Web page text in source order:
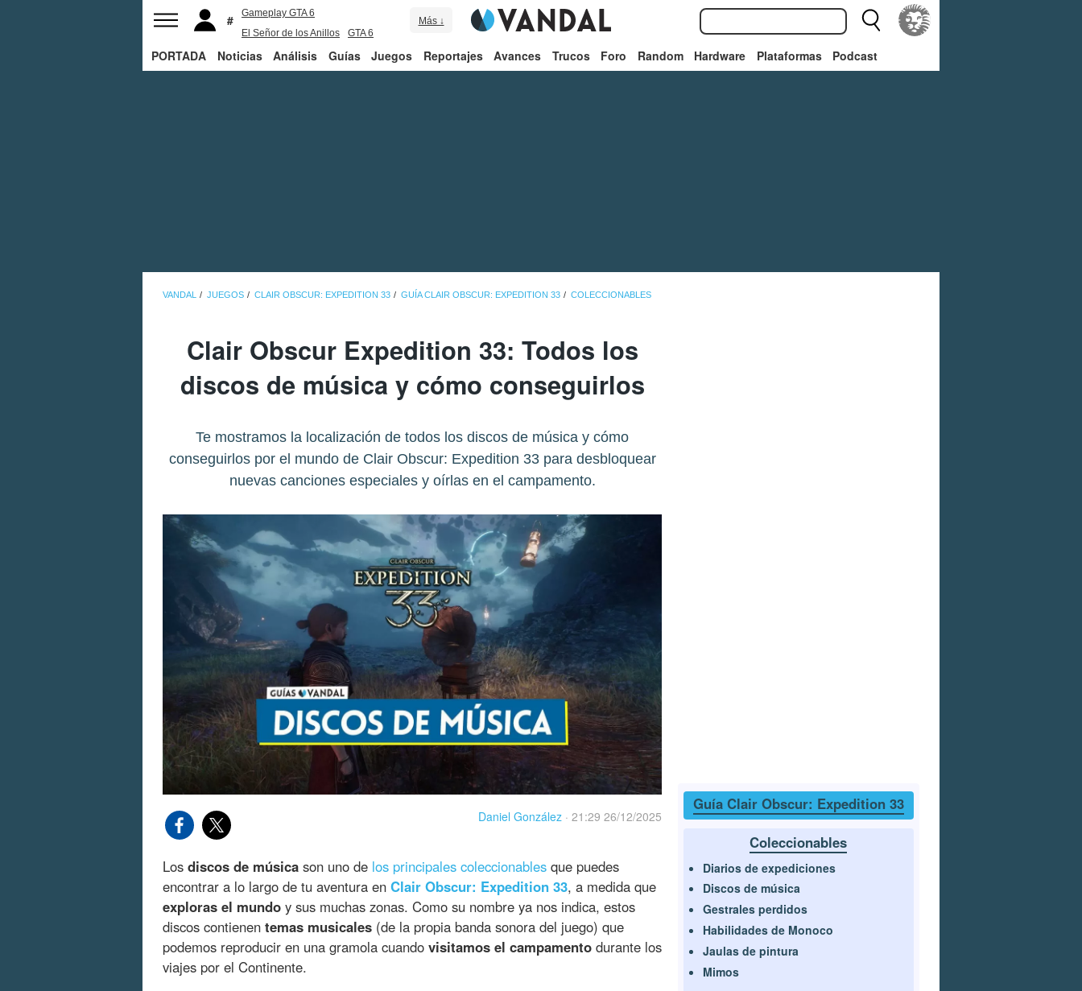
Gameplay GTA 6
El Señor de los Anillos
GTA 6
PS5
Más ↓
PORTADA Noticias Análisis Guías Juegos Reportajes Avances Trucos Foro Random Hardware Plataformas Podcast
VANDAL JUEGOS CLAIR OBSCUR: EXPEDITION 33 GUÍA CLAIR OBSCUR: EXPEDITION 33 COLECCIONABLES
Clair Obscur Expedition 33: Todos los
discos de música y cómo conseguirlos
Te mostramos la localización de todos los discos de música y cómo
conseguirlos por el mundo de Clair Obscur: Expedition 33 para desbloquear
nuevas canciones especiales y oírlas en el campamento.
Daniel González · 21:29 26/12/2025
Los discos de música son uno de los principales coleccionables que puedes
encontrar a lo largo de tu aventura en Clair Obscur: Expedition 33, a medida que
exploras el mundo y sus muchas zonas. Como su nombre ya nos indica, estos
discos contienen temas musicales (de la propia banda sonora del juego) que
podemos reproducir en una gramola cuando visitamos el campamento durante los
viajes por el Continente.
Guía Clair Obscur: Expedition 33
Coleccionables
Diarios de expediciones
Discos de música
Gestrales perdidos
Habilidades de Monoco
Jaulas de pintura
Mimos